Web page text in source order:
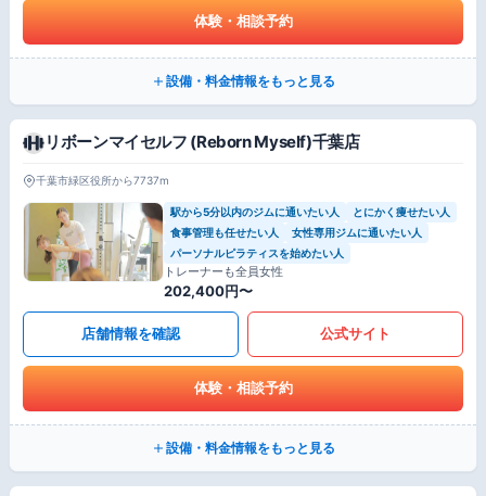
体験・相談予約
設備・料金情報をもっと見る
リボーンマイセルフ (Reborn Myself)千葉店
千葉市緑区役所から7737m
駅から5分以内のジムに通いたい人
とにかく痩せたい人
食事管理も任せたい人
女性専用ジムに通いたい人
パーソナルピラティスを始めたい人
トレーナーも全員女性
202,400円〜
店舗情報を確認 公式サイト
体験・相談予約
設備・料金情報をもっと見る